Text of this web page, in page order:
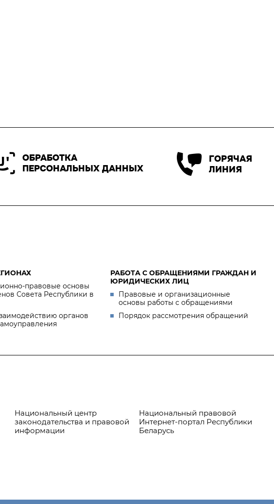
ОБРАБОТКА
ПЕРСОНАЛЬНЫХ ДАННЫХ
ГОРЯЧАЯ
ЛИНИЯ
правовые основы
Совета Республики в
органов
РАБОТА С ОБРАЩЕНИЯМИ ГРАЖДАН И
ЮРИДИЧЕСКИХ ЛИЦ
Правовые и организационные
основы работы с обращениями
Порядок рассмотрения обращений
Национальный центр
законодательства и правовой
информации
Национальный правовой
Интернет-портал Республики
Беларусь